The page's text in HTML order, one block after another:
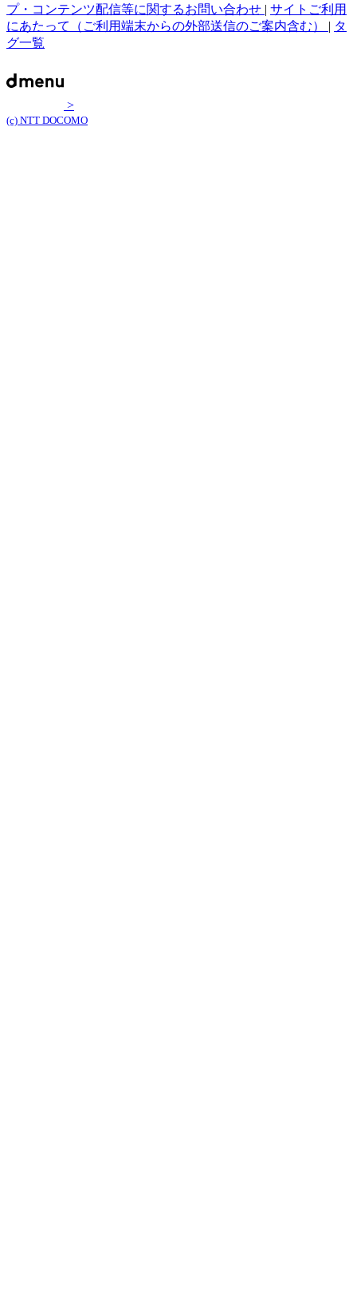
プ・コンテンツ配信等に関するお問い合わせ | サイトご利用
にあたって（ご利用端末からの外部送信のご案内含む） | タ
グ一覧
>
(c) NTT DOCOMO